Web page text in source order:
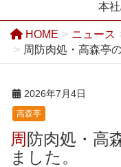
本
HOME ニュース
周防肉処・高森亭
2026年7月4日
高森亭
周防肉処・高森亭のメニューを改定し
ました。